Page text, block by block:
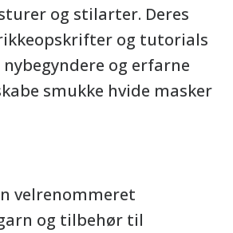
og stilarter. Deres
og tutorials
og erfarne
smukke hvide masker
velrenommeret
og tilbehør til